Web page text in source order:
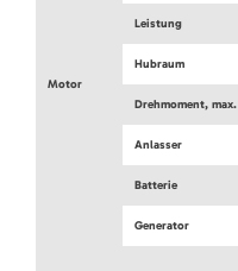
Motor
Leistung
Hubraum
Drehmoment, max.
Anlasser
Batterie
Generator